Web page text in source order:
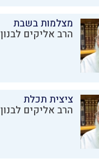
מצלמות בשבת
הרב אליקים לבנון
ציצית תכלת
הרב אליקים לבנון